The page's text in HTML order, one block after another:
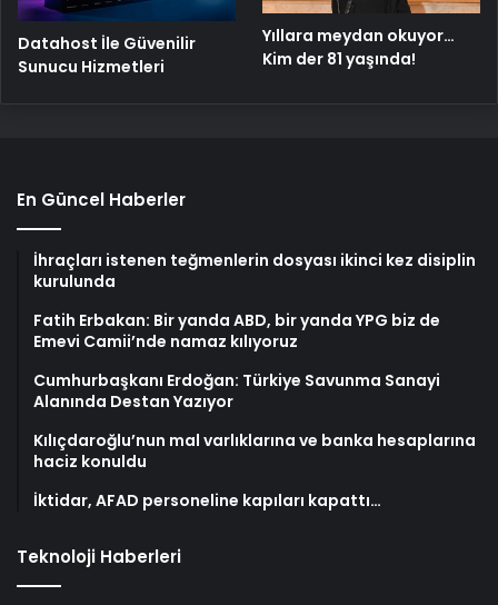
Datahost İle Güvenilir
Sunucu Hizmetleri
Yıllara meydan okuyor…
Kim der 81 yaşında!
En Güncel Haberler
İhraçları istenen teğmenlerin dosyası ikinci kez disiplin
kurulunda
Fatih Erbakan: Bir yanda ABD, bir yanda YPG biz de
Emevi Camii’nde namaz kılıyoruz
Cumhurbaşkanı Erdoğan: Türkiye Savunma Sanayi
Alanında Destan Yazıyor
Kılıçdaroğlu’nun mal varlıklarına ve banka hesaplarına
haciz konuldu
İktidar, AFAD personeline kapıları kapattı…
Teknoloji Haberleri